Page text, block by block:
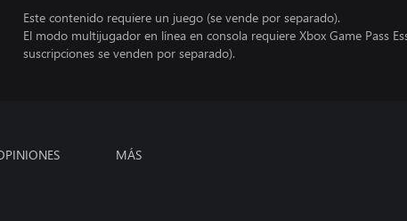
Este contenido requiere un juego (se vende por separado).
El modo multijugador en línea en consola requiere Xbox Game Pass
suscripciones se venden por separado).
MÁS